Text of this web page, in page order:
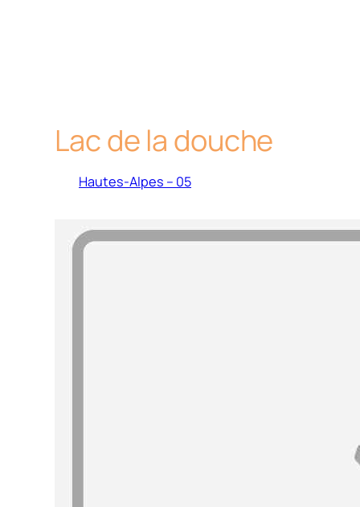
Lac de la douche
Hautes-Alpes – 05